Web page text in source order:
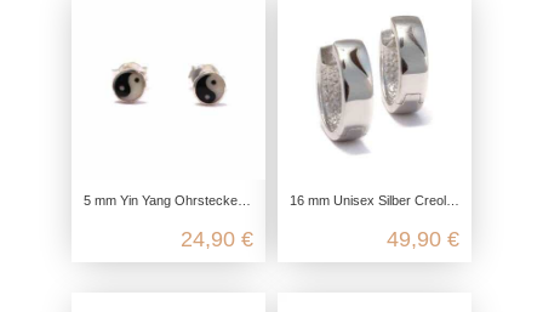
5 mm Yin Yang Ohrstecker aus 925 Sterling Silber
24,90 €
16 mm Unisex Silber Creolen für Frauen und Männer aus 925 Sterling Silber
49,90 €